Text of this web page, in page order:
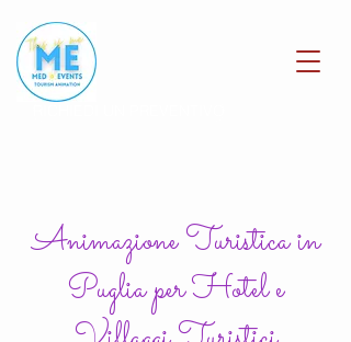
Animazione Turistica in
Puglia per Hotel e